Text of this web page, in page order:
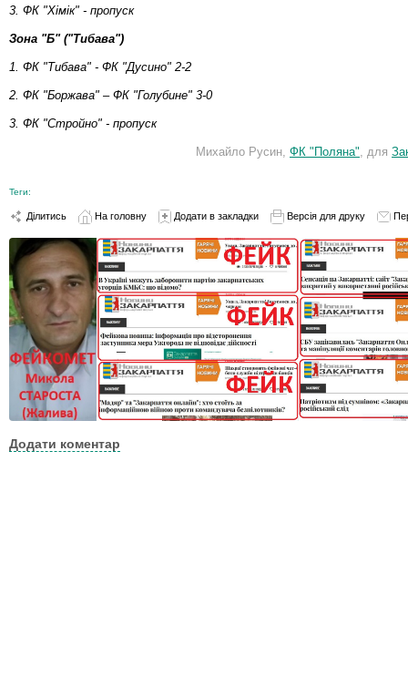
3. ФК "Хімік" - пропуск
Зона "Б" ("Тибава")
1. ФК "Тибава" - ФК "Дусино" 2-2
2. ФК "Боржава" – ФК "Голубине" 3-0
3. ФК "Стройно" - пропуск
Михайло Русин, ФК "Поляна" , для
Теги:
Ділитись На головну Додати в закладки Версія для друку
Додати коментар